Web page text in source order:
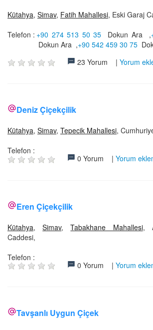
Kütahya, Simav, Fatih Mahallesi, Eski Garaj
Telefon : +90 274 513 50 35 Dokun Ara,
Dokun Ara ,+90 542 459 30 75
23 Yorum | Yorum
Deniz Çiçekçilik
Kütahya, Simav, Tepecik Mahallesi,
Telefon :
0 Yorum | Yorum
Eren Çiçekçilik
Kütahya,Simav,Tabakhane Mahallesi,
Caddesi,
Telefon :
0 Yorum | Yorum
Tavşanlı Uygun Çiçek